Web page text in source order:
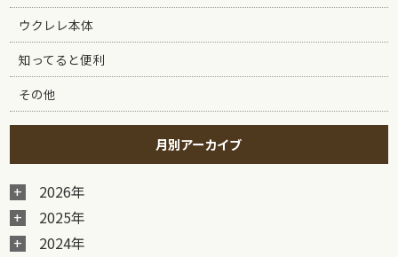
ウクレレ本体
知ってると便利
その他
月別アーカイブ
2026年
2025年
2024年